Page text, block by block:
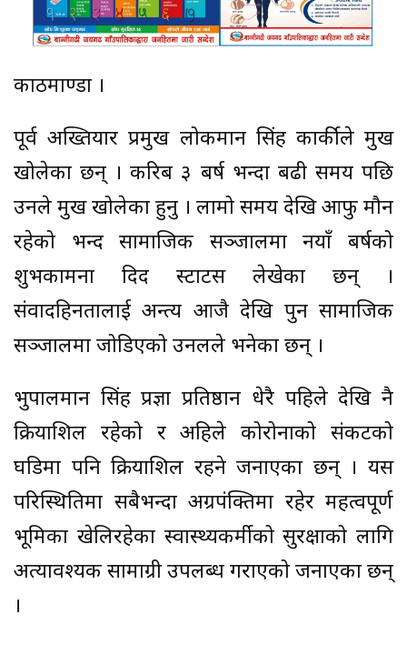
काठमाण्डौँ ।
पूर्व अख्तियार प्रमुख लोकमान सिंह कार्कीले मुख
खोलेका छन् । करिब ३ बर्ष भन्दा बढी समय पछि
उनले मुख खोलेका हुनु । लामो समय देखि आफु मौन
रहेको भन्दैँ सामाजिक सञ्जालमा नयाँ बर्षको
शुभकामना दिदैँ स्टाटस लेखेका छन् ।
संवादहिनतालाई अन्त्य आजै देखि पुन सामाजिक
सञ्जालमा जोडिएको उनलले भनेका छन् ।
भुपालमान सिंह प्रज्ञा प्रतिष्ठान धेरै पहिले देखि नै
क्रियाशिल रहेको र अहिले कोरोनाको संकटको
घडिमा पनि क्रियाशिल रहने जनाएका छन् । यस
परिस्थितिमा सबैभन्दा अग्रपंक्तिमा रहेर महत्वपूर्ण
भूमिका खेलिरहेका स्वास्थ्यकर्मीको सुरक्षाको लागि
अत्यावश्यक सामाग्री उपलब्ध गराएको जनाएका छन्
।